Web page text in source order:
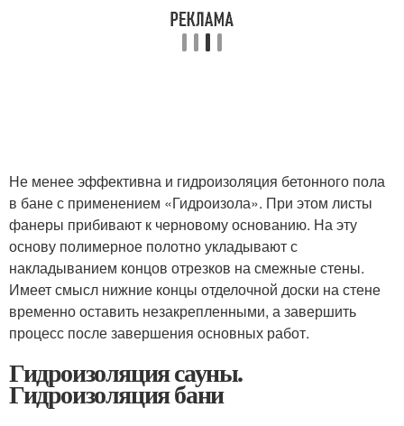
Не менее эффективна и гидроизоляция бетонного пола
в бане с применением «Гидроизола». При этом листы
фанеры прибивают к черновому основанию. На эту
основу полимерное полотно укладывают с
накладыванием концов отрезков на смежные стены.
Имеет смысл нижние концы отделочной доски на стене
временно оставить незакрепленными, а завершить
процесс после завершения основных работ.
Гидроизоляция сауны.
Гидроизоляция бани